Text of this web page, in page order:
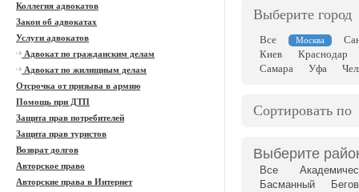
Коллегия адвокатов
Закон об адвокатах
Услуги адвокатов
Адвокат по гражданским делам
Адвокат по жилищным делам
Отсрочка от призыва в армию
Помощь при ДТП
Защита прав потребителей
Защита прав туристов
Возврат долгов
Авторское право
Авторские права в Интернет
Выберите город
Все Москва
Киев
Краснодар
Самара
Уфа
Сортировать по
Выберите
Все
Басманный